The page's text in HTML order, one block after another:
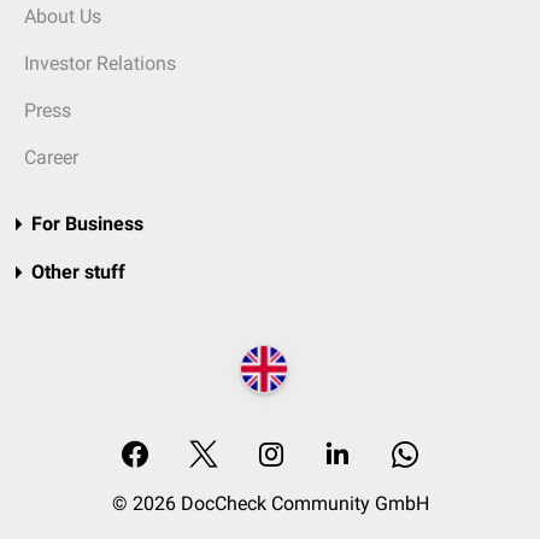
About Us
Investor Relations
Press
Career
For Business
Other stuff
© 2026 DocCheck Community GmbH